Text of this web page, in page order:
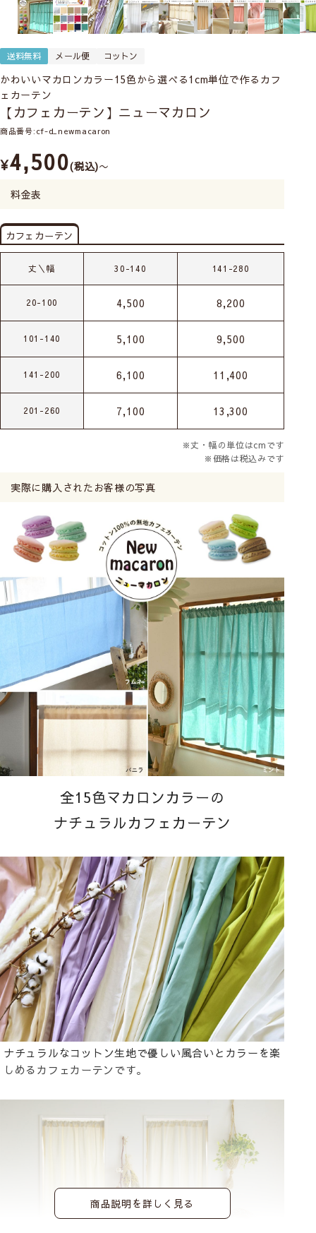
送料無料 メール便 コットン
かわいいマカロンカラー15色から選べる1cm単位で作るカフ
ェカーテン
【カフェカーテン】ニューマカロン
商品番号 cf-d_newmacaron
¥4,500 税込 〜
料金表
カフェカーテン
丈＼幅 30-140 141-280
20-100 4,500 8,200
101-140 5,100 9,500
141-200 6,100 11,400
201-260 7,100 13,300
※丈・幅の単位はcmです
※価格は税込みです
実際に購入されたお客様の写真
全15色マカロンカラーの
ナチュラルカフェカーテン
ナチュラルなコットン生地で優しい風合いとカラーを楽
しめるカフェカーテンです。
商品説明を詳しく見る